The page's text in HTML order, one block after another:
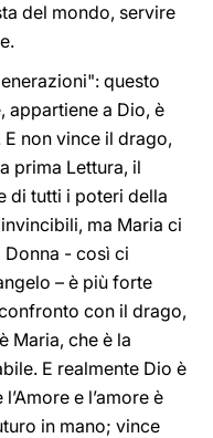
del mondo, servire
questo
appartiene a Dio, è
non vince il drago,
prima Lettura, il
di tutti i poteri della
ma Maria ci
- così ci
– è più forte
con il drago,
Maria, che è la
E realmente Dio è
e l’amore è
in mano; vince